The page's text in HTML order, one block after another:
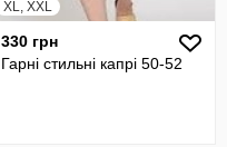
XL, XXL
330 грн
Гарні стильні капрі 50-52